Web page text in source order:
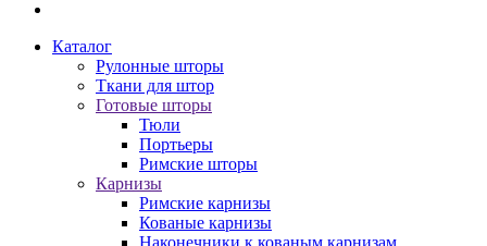
Каталог
Рулонные шторы
Ткани для штор
Готовые шторы
Тюли
Портьеры
Римские шторы
Карнизы
Римские карнизы
Кованые карнизы
Наконечники к кованым карнизам